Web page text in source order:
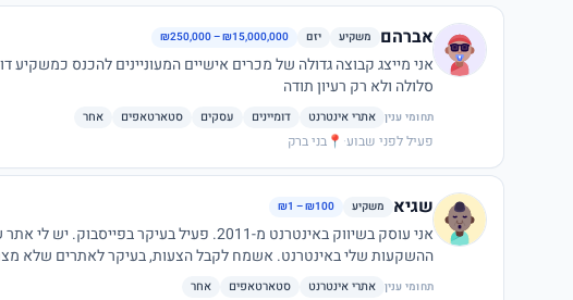
אברהם משקיע יזם ₪250,000 – ₪15,000,000
אני מייצג קבוצה גדולה של מכרים אישיים המעוניינים להכנס
סלולה ולא רק רעיון תודה
תחומי ענין אתרי אינטרנט דומיינים עסקים סטארטאפים אחר
פעיל לפני שבוע·
📍 בני ברק
שגיא משקיע ₪1 – ₪100
אני עוסק בשיווק באינטרנט מ-2011. פעיל בעיקר בפייסבוק. יש לי אתר של מבצעים:
ההשקעות שלי באינטרנט. אשמח לקבל הצעות, בעיקר לאתרים שלא
תחומי ענין אתרי אינטרנט סטארטאפים אחר